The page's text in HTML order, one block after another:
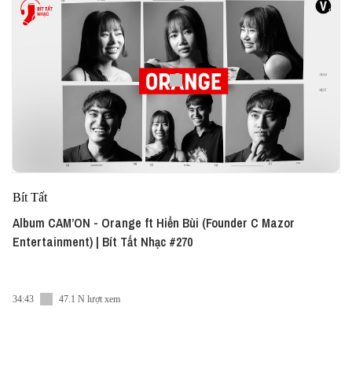
Bít Tất
Album CAM’ON - Orange ft Hiển Bùi (Founder C Mazor
Entertainment) | Bít Tất Nhạc #270
34:43 47.1 N lượt xem